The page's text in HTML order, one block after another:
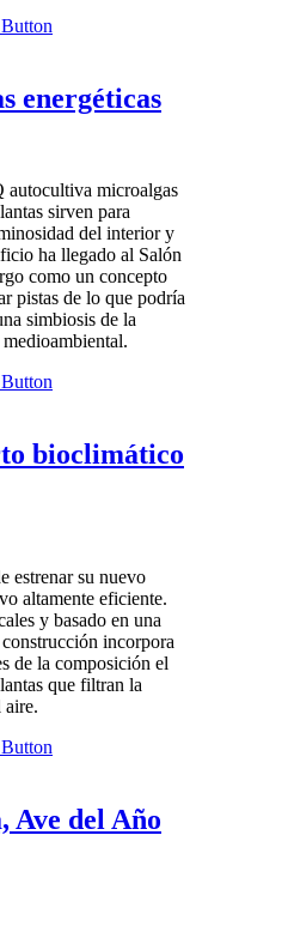
energéticas
microalgas
sirven para
del interior y
ha llegado al Salón
como un concepto
pistas de lo que podría
simbiosis de la
bioclimático
estrenar su nuevo
altamente eficiente.
y basado en una
incorpora
de la composición el
que filtran la
aire.
Ave del Año